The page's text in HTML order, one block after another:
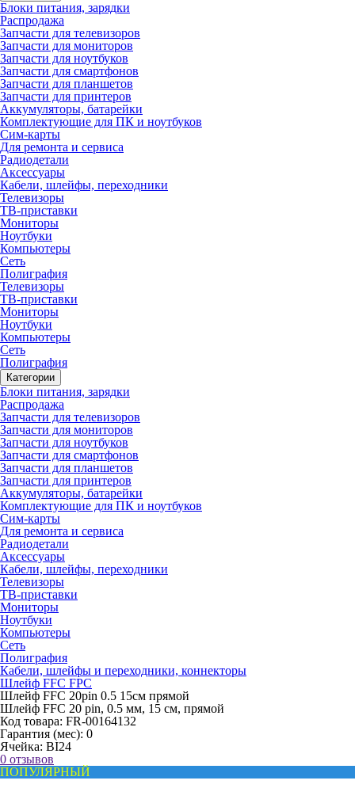
Блоки питания, зарядки
Распродажа
Запчасти для телевизоров
Запчасти для мониторов
Запчасти для ноутбуков
Запчасти для смартфонов
Запчасти для планшетов
Запчасти для принтеров
Аккумуляторы, батарейки
Комплектующие для ПК и ноутбуков
Сим-карты
Для ремонта и сервиса
Радиодетали
Аксессуары
Кабели, шлейфы, переходники
Телевизоры
ТВ-приставки
Мониторы
Ноутбуки
Компьютеры
Сеть
Полиграфия
Телевизоры
ТВ-приставки
Мониторы
Ноутбуки
Компьютеры
Сеть
Полиграфия
Категории
Блоки питания, зарядки
Распродажа
Запчасти для телевизоров
Запчасти для мониторов
Запчасти для ноутбуков
Запчасти для смартфонов
Запчасти для планшетов
Запчасти для принтеров
Аккумуляторы, батарейки
Комплектующие для ПК и ноутбуков
Сим-карты
Для ремонта и сервиса
Радиодетали
Аксессуары
Кабели, шлейфы, переходники
Телевизоры
ТВ-приставки
Мониторы
Ноутбуки
Компьютеры
Сеть
Полиграфия
Кабели, шлейфы и переходники, коннекторы
Шлейф FFC FPC
Шлейф FFC 20pin 0.5 15см прямой
Шлейф FFC 20 pin, 0.5 мм, 15 см, прямой
Код товара: FR-00164132
Гарантия (мес): 0
Ячейка: BI24
0 отзывов
ПОПУЛЯРНЫЙ